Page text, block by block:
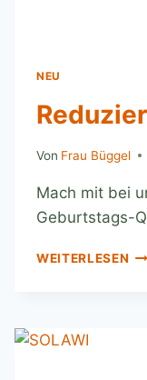
NEU
Von Frau Büggel
Mach mit bei
Geburtstags-
WEITERLESEN